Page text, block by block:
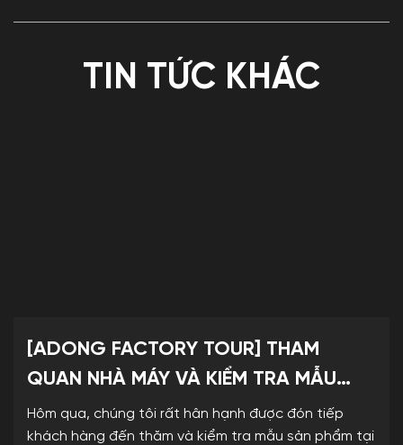
TIN TỨC KHÁC
[ADONG FACTORY TOUR] THAM
QUAN NHÀ MÁY VÀ KIỂM TRA MẪU
SẢN PHẨM TẠI NHÀ MÁY KỆ TRƯNG
BÀY Á ĐÔNG
Hôm qua, chúng tôi rất hân hạnh được đón tiếp
khách hàng đến thăm và kiểm tra mẫu sản phẩm tại